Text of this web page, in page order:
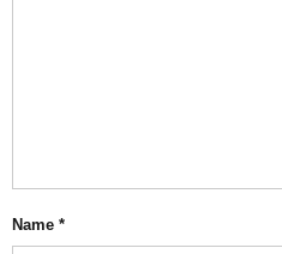
Name *